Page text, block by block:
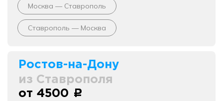
Москва — Ставрополь
Ставрополь — Москва
Ростов-на-Дону
из Ставрополя
от 4500 c